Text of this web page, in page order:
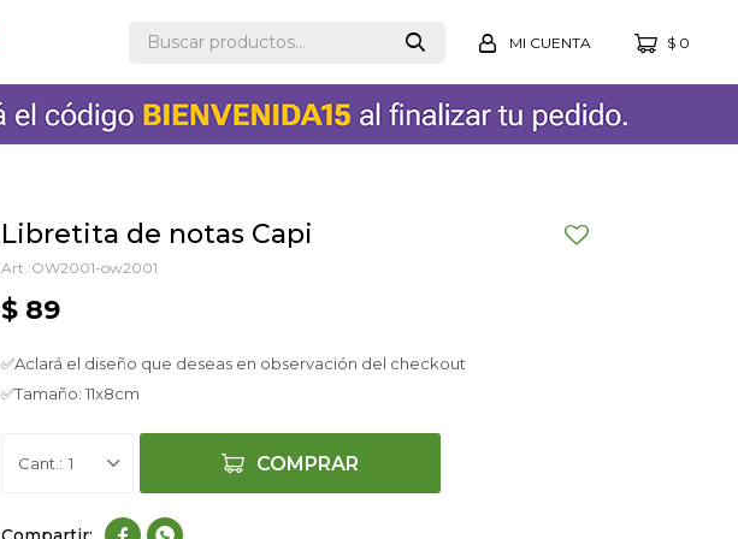
$ 0
Libretita de notas Capi
OW2001-ow2001
$ 89
✅Aclará el diseño que deseas en observación del checkout
✅Tamaño: 11x8cm
1 COMPRAR